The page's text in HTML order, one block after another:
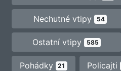
Nechutné vtipy 54
Ostatní vtipy 585
Pohádky 21 Policajti